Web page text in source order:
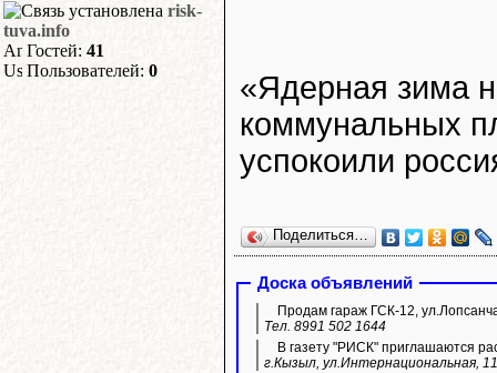
risk-
tuva.info
Гостей: 41
Пользователей: 0
«Ядерная зима
коммунальных
успокоили
Поделиться…
Доска объявлений
Продам гараж ГСК-12,
Тел. 8991 502 1644
В газету "РИСК" приглашаются
г.Кызыл, ул.Интернациональная,